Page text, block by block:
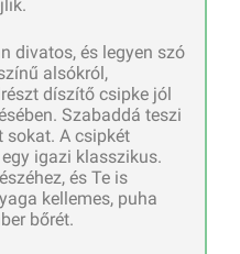
divatos, és legyen szó
alsókról,
díszítő csipke jól
Szabaddá teszi
sokat. A csipkét
igazi klasszikus.
és Te is
kellemes, puha
bőrét.